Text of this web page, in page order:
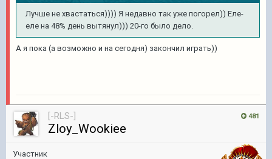
Лучше не хвастаться)))) Я недавно так уже погорел)) Еле-
еле на 48% день вытянул))) 20-го было дело.
А я пока (а возможно и на сегодня) закончил играть))
481
[-RLS-]
Zloy_Wookiee
Участник